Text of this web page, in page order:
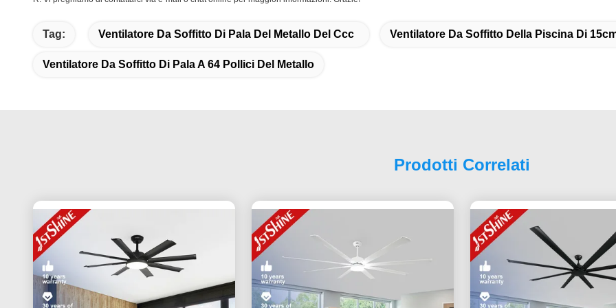
Tag: Ventilatore Da Soffitto Di Pala Del Metallo Del Ccc Ventilatore Da Soffitto Della Piscina Di
Ventilatore Da Soffitto Di Pala A 64 Pollici Del Metallo
Prodotti Correlati